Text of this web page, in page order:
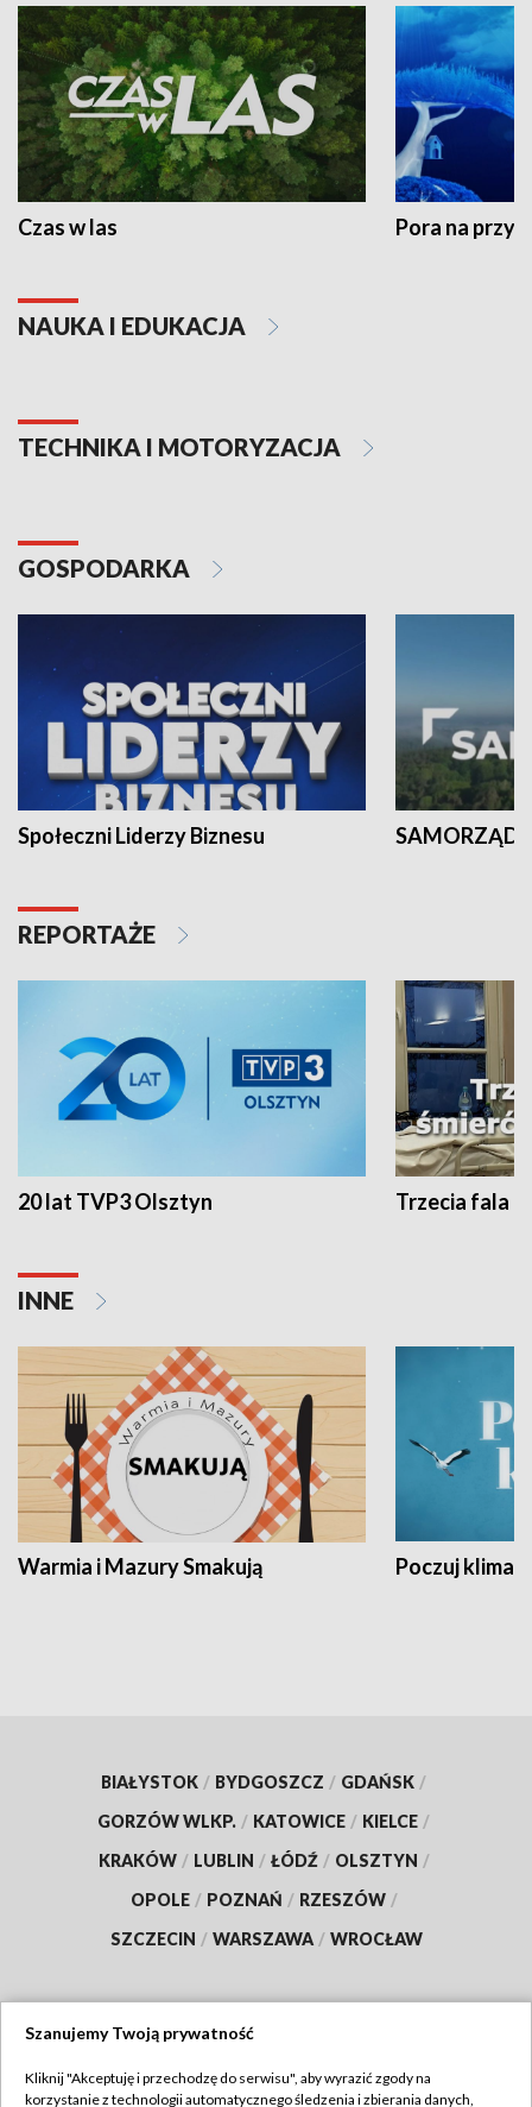
Czas w las Pora na
NAUKA I EDUKACJA
TECHNIKA I MOTORYZACJA
GOSPODARKA
Społeczni Liderzy Biznesu SAMORZĄD
REPORTAŻE
20 lat TVP3 Olsztyn Trzecia fala -
INNE
Warmia i Mazury Smakują Poczuj klimat
BIAŁYSTOK / BYDGOSZCZ / GDAŃSK /
GORZÓW WLKP. / KATOWICE / KIELCE /
KRAKÓW / LUBLIN / ŁÓDŹ / OLSZTYN /
OPOLE / POZNAŃ / RZESZÓW /
SZCZECIN / WARSZAWA / WROCŁAW
Szanujemy Twoją prywatność
Kliknij "Akceptuję i przechodzę do serwisu", aby wyrazić zgody na
korzystanie z technologii automatycznego śledzenia i zbierania danych,